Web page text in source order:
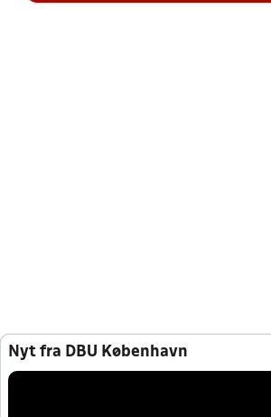
Nyt fra DBU København